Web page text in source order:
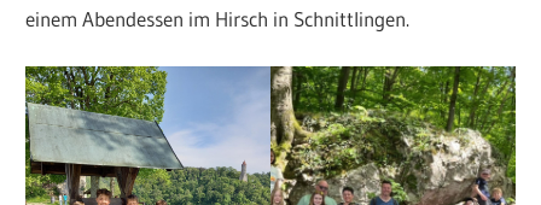
einem Abendessen im Hirsch in Schnittlingen.